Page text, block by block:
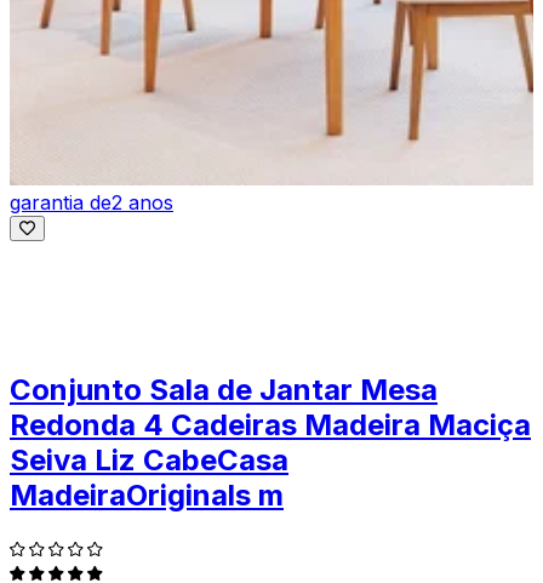
garantia de2 anos
Conjunto Sala de Jantar Mesa
Redonda 4 Cadeiras Madeira Maciça
Seiva Liz CabeCasa
MadeiraOriginals m